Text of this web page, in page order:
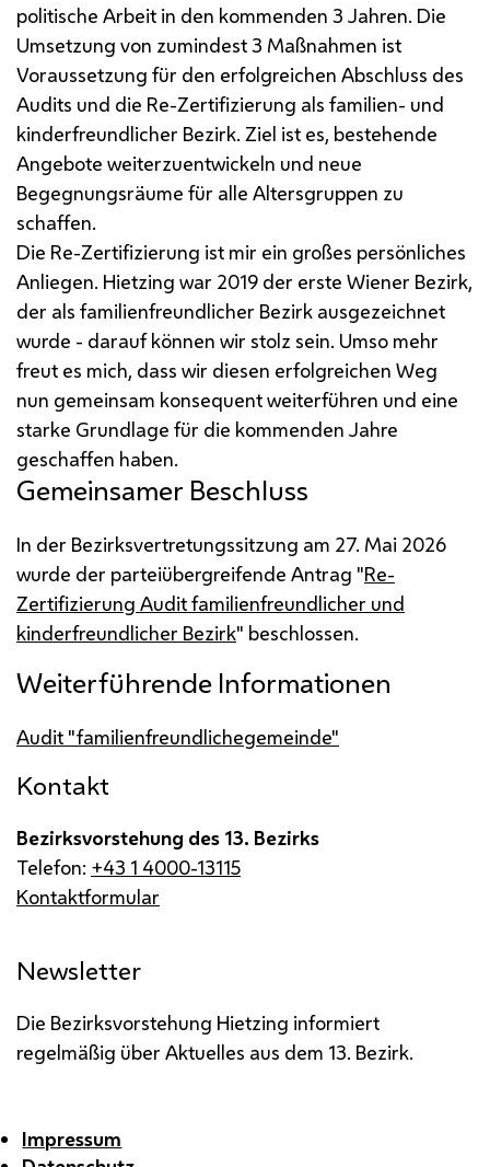
politische Arbeit in den kommenden 3 Jahren. Die
Umsetzung von zumindest 3 Maßnahmen ist
Voraussetzung für den erfolgreichen Abschluss des
Audits und die Re-Zertifizierung als familien- und
kinderfreundlicher Bezirk. Ziel ist es, bestehende
Angebote weiterzuentwickeln und neue
Begegnungsräume für alle Altersgruppen zu
schaffen.
Die Re-Zertifizierung ist mir ein großes persönliches
Anliegen. Hietzing war 2019 der erste Wiener Bezirk,
der als familienfreundlicher Bezirk ausgezeichnet
wurde - darauf können wir stolz sein. Umso mehr
freut es mich, dass wir diesen erfolgreichen Weg
nun gemeinsam konsequent weiterführen und eine
starke Grundlage für die kommenden Jahre
geschaffen haben.
Gemeinsamer Beschluss
In der Bezirksvertretungssitzung am 27. Mai 2026
wurde der parteiübergreifende Antrag "Re-
Zertifizierung Audit familienfreundlicher und
kinderfreundlicher Bezirk" beschlossen.
Weiterführende Informationen
Audit "familienfreundlichegemeinde"
Kontakt
Bezirksvorstehung des 13. Bezirks
Telefon: +43 1 4000-13115
Kontaktformular
Newsletter
Die Bezirksvorstehung Hietzing informiert
regelmäßig über Aktuelles aus dem 13. Bezirk.
Impressum